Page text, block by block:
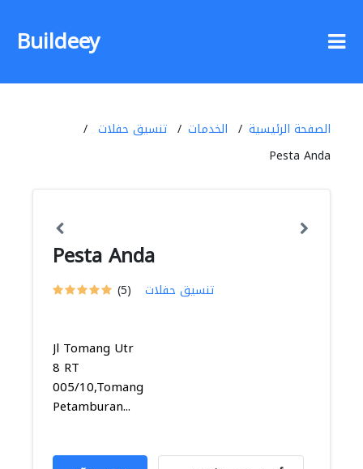
Buildeey
الصفحة الرئيسية الخدمات
تنسيق حفلات
Pesta Anda
Pesta Anda
(5) تنسيق حفلات
Jl Tomang Utr
8 RT
005/10,Tomang,Grogol
Petamburan...